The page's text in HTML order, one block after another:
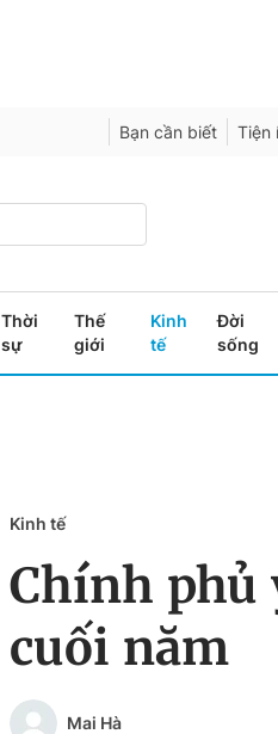
Bạn cần biết Tiện
Thời
sự
Thế
giới
Kinh
tế
Đời
sống
Kinh tế
Chính phủ
cuối năm
Mai Hà